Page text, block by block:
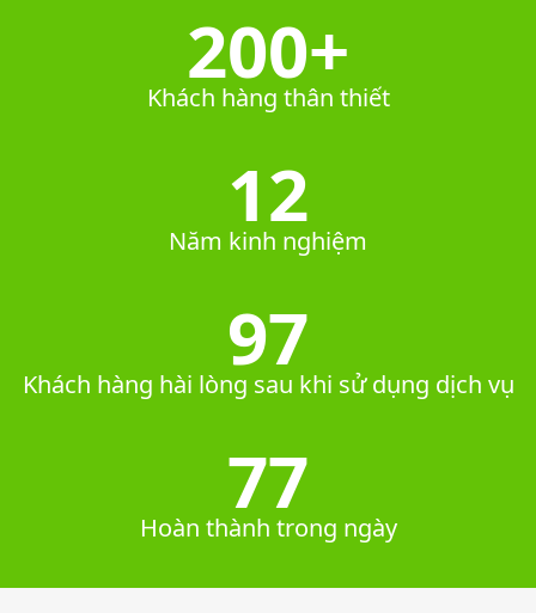
200+
Khách hàng thân thiết
12
Năm kinh nghiệm
100%
Khách hàng hài lòng sau khi sử dụng dịch vụ
80%
Hoàn thành trong ngày